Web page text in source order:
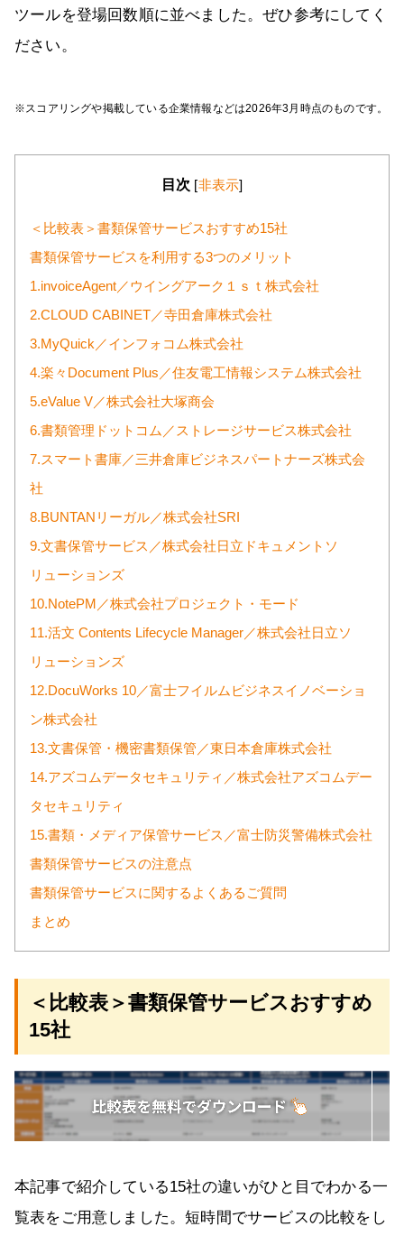
ツールを登場回数順に並べました。ぜひ参考にしてく
ださい。
※スコアリングや掲載している企業情報などは2026年3月時点のものです。
目次 [非表示]
＜比較表＞書類保管サービスおすすめ15社
書類保管サービスを利用する3つのメリット
1.invoiceAgent／ウイングアーク１ｓｔ株式会社
2.CLOUD CABINET／寺田倉庫株式会社
3.MyQuick／インフォコム株式会社
4.楽々Document Plus／住友電工情報システム株式会社
5.eValue V／株式会社大塚商会
6.書類管理ドットコム／ストレージサービス株式会社
7.スマート書庫／三井倉庫ビジネスパートナーズ株式会
社
8.BUNTANリーガル／株式会社SRI
9.文書保管サービス／株式会社日立ドキュメントソ
リューションズ
10.NotePM／株式会社プロジェクト・モード
11.活文 Contents Lifecycle Manager／株式会社日立ソ
リューションズ
12.DocuWorks 10／富士フイルムビジネスイノベーショ
ン株式会社
13.文書保管・機密書類保管／東日本倉庫株式会社
14.アズコムデータセキュリティ／株式会社アズコムデー
タセキュリティ
15.書類・メディア保管サービス／富士防災警備株式会社
書類保管サービスの注意点
書類保管サービスに関するよくあるご質問
まとめ
＜比較表＞書類保管サービスおすすめ
15社
本記事で紹介している15社の違いがひと目でわかる一
覧表をご用意しました。短時間でサービスの比較をし